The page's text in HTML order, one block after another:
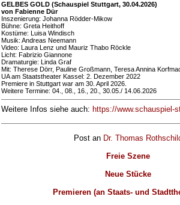
GELBES GOLD (Schauspiel Stuttgart, 30.04.2026)
von Fabienne Dür
Inszenierung: Johanna Rödder-Mikow
Bühne: Greta Heithoff
Kostüme: Luisa Windisch
Musik: Andreas Neemann
Video: Laura Lenz und Mauriz Thabo Röckle
Licht: Fabrizio Giannone
Dramaturgie: Linda Graf
Mit: Therese Dörr, Pauline Großmann, Teresa Annina
UA am Staatstheater Kassel: 2. Dezember 2022
Premiere in Stuttgart war am 30. April 2026.
Weitere Termine: 04., 08., 16., 20., 30.05./ 14.06.2026
Weitere Infos siehe auch: https://www.schauspiel-
Post an Dr. Thomas
Freie Szene
Neue Stücke
Premieren (an Staats- und